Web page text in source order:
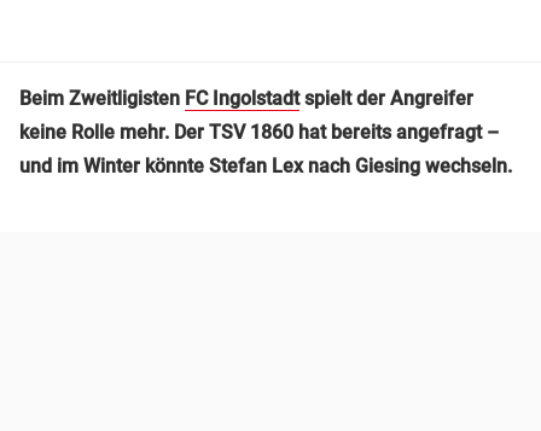
Beim Zweitligisten FC Ingolstadtspielt der Angreifer
keine Rolle mehr. Der TSV 1860 hat bereits angefragt –
und im Winter könnte Stefan Lex nach Giesing wechseln.